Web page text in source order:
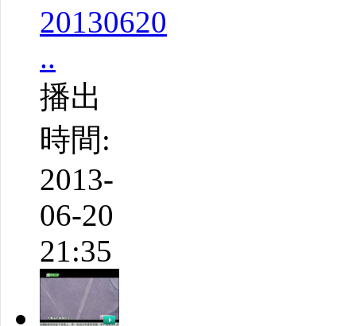
20130620
..
播出
時間:
2013-
06-20
21:35